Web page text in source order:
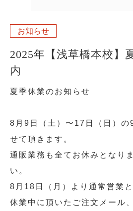
お知らせ
2025年【浅草橋本校】
内
夏季休業のお知らせ
8月9日（土）〜17日（日）の
せて頂きます。
通販業務も全てお休みとなり
い。
8月18日（月）より通常営業と
休業中に頂いたご注文メール